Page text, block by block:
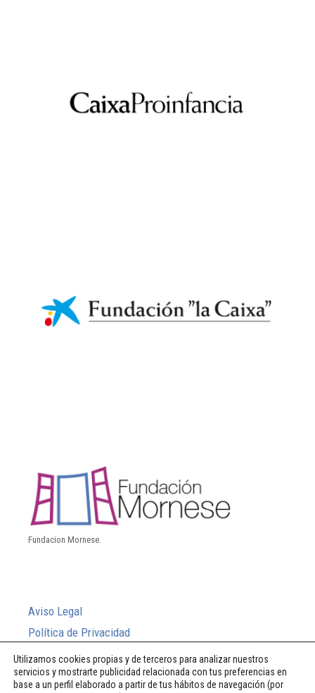
Fundacion Mornese.
Aviso Legal
Política de Privacidad
Política de Cookies
Sistema Interno de Información
Utilizamos cookies propias y de terceros para analizar nuestros
servicios y mostrarte publicidad relacionada con tus preferencias en
base a un perfil elaborado a partir de tus hábitos de navegación (por